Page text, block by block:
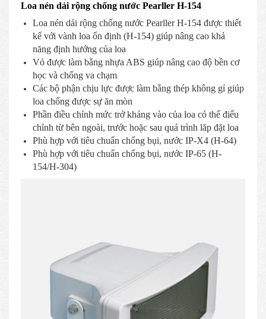
Loa nén dải rộng chống nước Pearller H-154
Loa nén dải rộng chống nước Pearller H-154 được thiết
kế với vành loa ổn định (H-154) giúp nâng cao khả
năng định hướng của loa
Vỏ được làm bằng nhựa ABS giúp nâng cao độ bền cơ
học và chống va chạm
Các bộ phận chịu lực được làm bằng thép không gỉ giúp
loa chống được sự ăn mòn
Phần điều chỉnh mức trở kháng vào của loa có thể điểu
chỉnh từ bên ngoài, trước hoặc sau quá trình lăp đặt loa
Phù hợp với tiêu chuẩn chống bụi, nước IP-X4 (H-64)
Phù hợp với tiêu chuẩn chống bụi, nước IP-65 (H-
154/H-304)